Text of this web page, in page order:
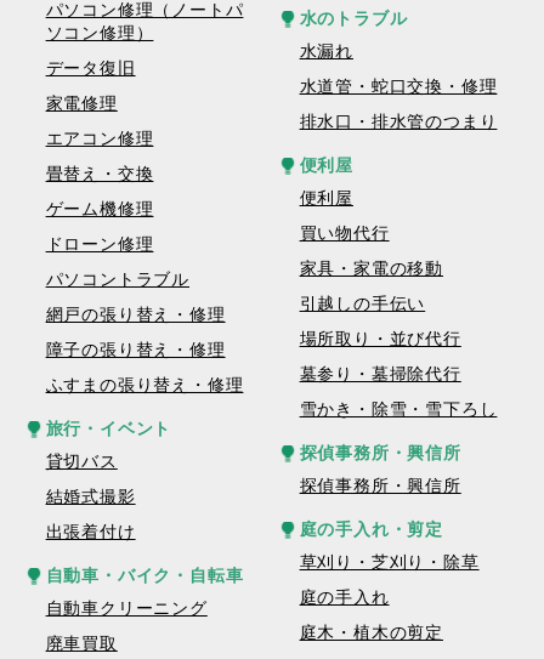
パソコン修理（ノートパ
ソコン修理）
データ復旧
家電修理
エアコン修理
畳替え・交換
ゲーム機修理
ドローン修理
パソコントラブル
網戸の張り替え・修理
障子の張り替え・修理
ふすまの張り替え・修理
旅行・イベント
貸切バス
結婚式撮影
出張着付け
自動車・バイク・自転車
自動車クリーニング
廃車買取
水のトラブル
水漏れ
水道管・蛇口交換・修理
排水口・排水管のつまり
便利屋
便利屋
買い物代行
家具・家電の移動
引越しの手伝い
場所取り・並び代行
墓参り・墓掃除代行
雪かき・除雪・雪下ろし
探偵事務所・興信所
探偵事務所・興信所
庭の手入れ・剪定
草刈り・芝刈り・除草
庭の手入れ
庭木・植木の剪定